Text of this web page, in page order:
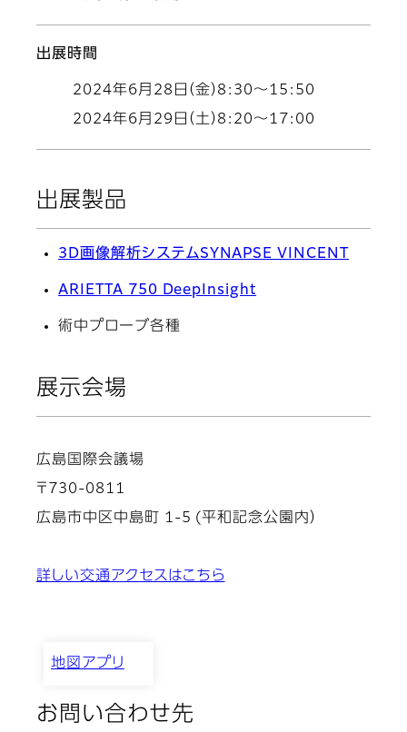
出展時間
2024年6月28日（金）8:30～15:50
2024年6月29日（土）8:20～17:00
出展製品
3D画像解析システムSYNAPSE VINCENT
ARIETTA 750 DeepInsight
術中プローブ各種
展示会場
広島国際会議場
〒730-0811
広島市中区中島町 1-5 (平和記念公園内）
詳しい交通アクセスはこちら
地図アプリ
お問い合わせ先